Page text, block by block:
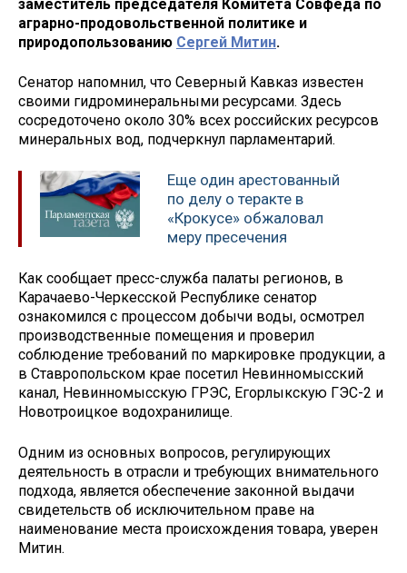
заместитель председателя Комитета Совфеда по
аграрно-продовольственной политике и
природопользованию Сергей Митин.
Сенатор напомнил, что Северный Кавказ известен
своими гидроминеральными ресурсами. Здесь
сосредоточено около 30% всех российских ресурсов
минеральных вод, подчеркнул парламентарий.
Еще один арестованный
по делу о теракте в
«Крокусе» обжаловал
меру пресечения
Как сообщает пресс-служба палаты регионов, в
Карачаево-Черкесской Республике сенатор
ознакомился с процессом добычи воды, осмотрел
производственные помещения и проверил
соблюдение требований по маркировке продукции, а
в Ставропольском крае посетил Невинномысский
канал, Невинномысскую ГРЭС, Егорлыкскую ГЭС-2 и
Новотроицкое водохранилище.
Одним из основных вопросов, регулирующих
деятельность в отрасли и требующих внимательного
подхода, является обеспечение законной выдачи
свидетельств об исключительном праве на
наименование места происхождения товара, уверен
Митин.